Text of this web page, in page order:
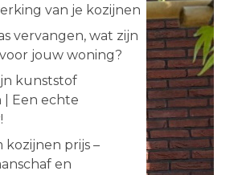
van je kozijnen
vervangen, wat zijn
jouw woning?
kunststof
| Een echte
prijs –
en